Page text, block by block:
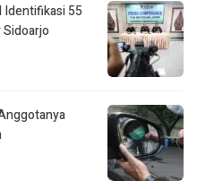
Identifikasi 55